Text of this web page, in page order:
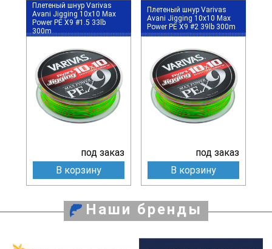
Плетеный шнур Varivas
Avani Jigging 10x10 Max
Power PE X9 #1.5 33lb
300m
под заказ
В корзину
Плетеный шнур Varivas
Avani Jigging 10x10 Max
Power PE X9 #2 39lb 300m
под заказ
В корзину
Наши бренды